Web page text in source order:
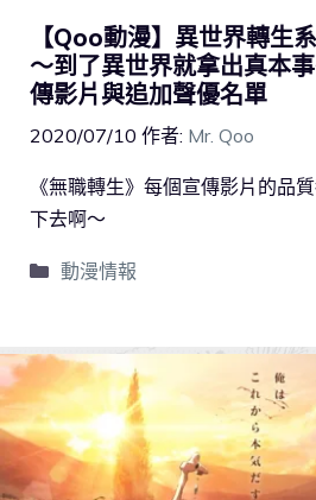
【Qoo動漫】異世界轉生
～到了異世界就拿出真本
傳影片與追加聲優名單
2020/07/10 作者: Mr. Qoo
《無職轉生》每個宣傳影片的品
下去啊～
動漫情報